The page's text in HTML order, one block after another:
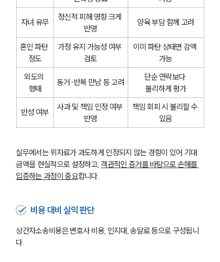
자녀 유무
정신적 피해 영향 크게
반영
양육 부담 함께 고려
혼인 파탄
정도
가정 유지 가능성 여부
검토
이미 파탄 상태면 감액
가능
외도의
형태
동거·반복 만남 등 고려
단순 연락보다
불리하게 평가
반성 여부
사과 및 책임 인정 여부
반영
책임 회피 시 불리할 수
있음
실무에서는 위자료가 과도하게 인정되지 않는 경향이 있어 기대
금액을 현실적으로 설정하고, 객관적인 증거를 바탕으로 손해를
입증하는 과정이 중요합니다.
비용 대비 실익 판단
상간자소송비용은 변호사 비용, 인지대, 송달료 등으로 구성됩니
다.